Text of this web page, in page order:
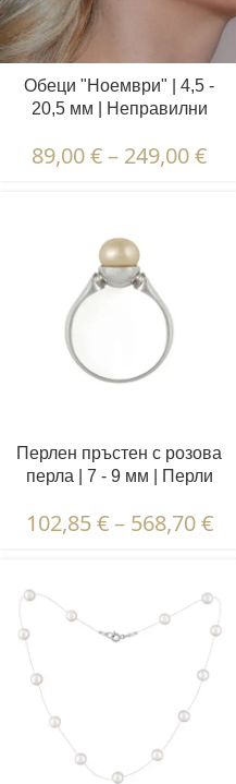
Обеци "Ноември" | 4,5 -
20,5 мм | Неправилни
89,00€– 249,00€
Перлен пръстен с розова
перла | 7 - 9 мм | Перли
102,85€ – 568,70€